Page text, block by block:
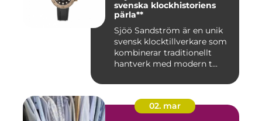
svenska klockhistoriens
pärla**
Sjöö Sandström är en unik
svensk klocktillverkare som
kombinerar traditionellt
hantverk med modern t...
02. mar